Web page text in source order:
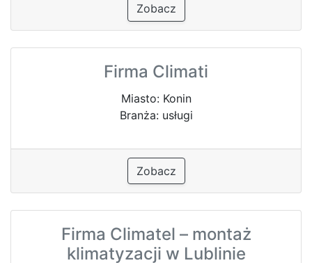
Zobacz
Firma Climati
Miasto: Konin
Branża: usługi
Zobacz
Firma Climatel – montaż
klimatyzacji w Lublinie